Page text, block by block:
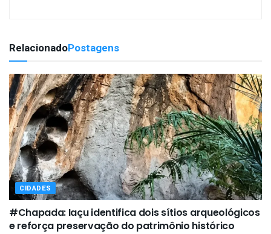
RelacionadoPostagens
CIDADES
#Chapada: Iaçu identifica dois sítios arqueológicos
e reforça preservação do patrimônio histórico